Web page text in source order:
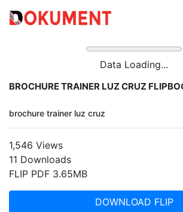
Data Loading...
BROCHURE TRAINER LUZ CRUZ
brochure trainer luz cruz
1,546 Views
11 Downloads
FLIP PDF 3.65MB
DOWNLOAD FLIP